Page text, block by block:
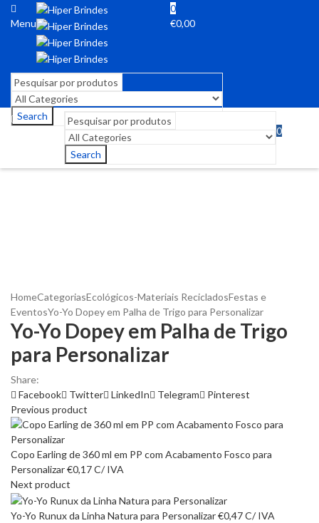
Menu
0
€0,00
Search
Search
0
HomeCategoriasEcológicos-Materiais RecicladosFestas e
EventosYo-Yo Dopey em Palha de Trigo para Personalizar
Yo-Yo Dopey em Palha de Trigo
para Personalizar
Share:
Facebook
Twitter LinkedIn Telegram
Pinterest
Previous product
Copo Earling de 360 ml em PP com Acabamento Fosco para
Personalizar€0,17C/ IVA
Next product
Yo-Yo Runux da Linha Natura para Personalizar€0,47C/ IVA